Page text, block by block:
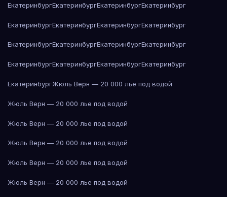
ЕкатеринбургЕкатеринбургЕкатеринбургЕкатеринбург
ЕкатеринбургЕкатеринбургЕкатеринбургЕкатеринбург
ЕкатеринбургЕкатеринбургЕкатеринбургЕкатеринбург
ЕкатеринбургЕкатеринбургЕкатеринбургЕкатеринбург
ЕкатеринбургЖюль Верн — 20 000 лье под водой
Жюль Верн — 20 000 лье под водой
Жюль Верн — 20 000 лье под водой
Жюль Верн — 20 000 лье под водой
Жюль Верн — 20 000 лье под водой
Жюль Верн — 20 000 лье под водой